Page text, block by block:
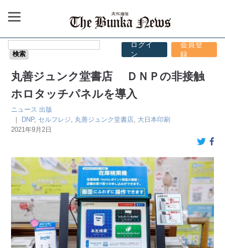
ログイ
ン
会員登
録
丸善ジュンク堂書店 ＤＮＰの非接触
ホロタッチパネルを導入
ニュース 出版
｜ DNP, セルフレジ 丸善ジュンク堂書店 大日本印刷
2021年9月2日